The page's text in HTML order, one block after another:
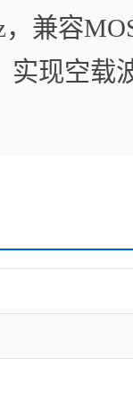
兼容
实现空载